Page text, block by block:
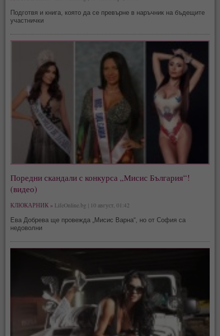
Подготвя и книга, която да се превърне в наръчник на бъдещите
участнички
Поредни скандали с конкурса „Мисис България“!
(видео)
КЛЮКАРНИК » LifeOnline.bg | 10 август, 01:42
Ева Добрева ще провежда „Мисис Варна“, но от София са
недоволни